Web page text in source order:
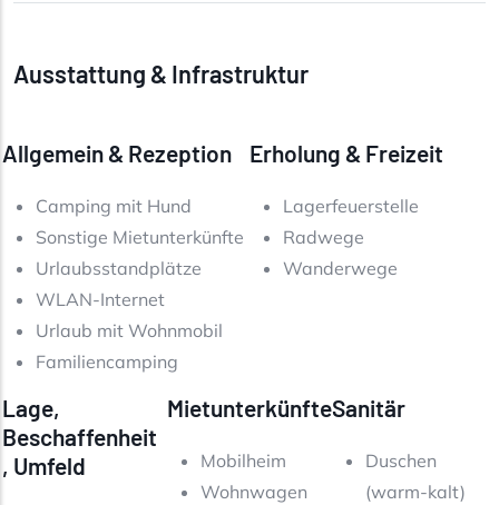
Ausstattung & Infrastruktur
Allgemein & Rezeption
Camping mit Hund
Sonstige Mietunterkünfte
Urlaubsstandplätze
WLAN-Internet
Urlaub mit Wohnmobil
Familiencamping
Erholung & Freizeit
Lagerfeuerstelle
Radwege
Wanderwege
Lage,
Beschaffenheit
, Umfeld
Mietunterkünfte
Mobilheim
Wohnwagen
Sanitär
Duschen
(warm-kalt)